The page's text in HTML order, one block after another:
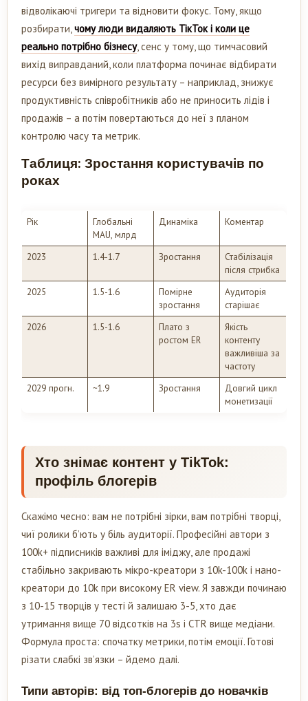
відволікаючі тригери та відновити фокус. Тому, якщо
розбирати,чому люди видаляють ТікТок і коли це
реально потрібно бізнесу, сенс у тому, що тимчасовий
вихід виправданий, коли платформа починає відбирати
ресурси без вимірного результату – наприклад, знижує
продуктивність співробітників або не приносить лідів і
продажів – а потім повертаються до неї з планом
контролю часу та метрик.
Таблиця: Зростання користувачів по
роках
Рік
Глобальні
MAU, млрд
Динаміка Коментар
2023 1.4-1.7 Зростання
Стабілізація
після стрибка
2025
1.5-1.6
Помірне
зростання
Аудиторія
старішає
2026
1.5-1.6
Плато з
ростом ER
Якість
контенту
важливіша за
частоту
2029 прогн.
~1.9 Зростання
Довгий цикл
монетизації
Хто знімає контент у TikTok:
профіль блогерів
Скажімо чесно: вам не потрібні зірки, вам потрібні творці,
чиї ролики б’ють у біль аудиторії. Професійні автори з
100k+ підписників важливі для іміджу, але продажі
стабільно закривають мікро-креатори з 10k-100k і нано-
креатори до 10k при високому ER view. Я завжди починаю
з 10-15 творців у тесті й залишаю 3-5, хто дає
утримання вище 70 відсотків на 3s і CTR вище медіани.
Формула проста: спочатку метрики, потім емоції. Готові
різати слабкі зв’язки – йдемо далі.
Типи авторів: від топ-блогерів до новачків